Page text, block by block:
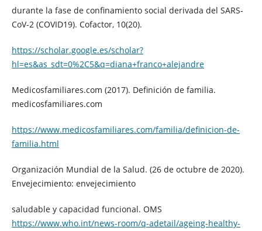
durante la fase de confinamiento social derivada del SARS-
CoV-2 (COVID19). Cofactor, 10(20).
https://scholar.google.es/scholar?
hl=es&as_sdt=0%2C5&q=diana+franco+alejandre
Medicosfamiliares.com (2017). Definición de familia.
medicosfamiliares.com
https://www.medicosfamiliares.com/familia/definicion-de-
familia.html
Organización Mundial de la Salud. (26 de octubre de 2020).
Envejecimiento: envejecimiento
saludable y capacidad funcional. OMS
https://www.who.int/news-room/q-adetail/ageing-healthy-